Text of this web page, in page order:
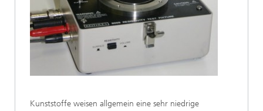
Kunststoffe weisen allgemein eine sehr niedrige